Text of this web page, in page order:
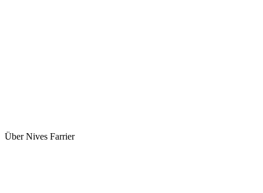
Über Nives Farrier